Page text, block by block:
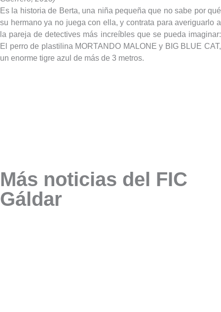
Es la historia de Berta, una niña pequeña que no sabe por qué
su hermano ya no juega con ella, y contrata para averiguarlo a
la pareja de detectives más increíbles que se pueda imaginar:
El perro de plastilina MORTANDO MALONE y BIG BLUE CAT,
un enorme tigre azul de más de 3 metros.
Más noticias del FIC
Gáldar